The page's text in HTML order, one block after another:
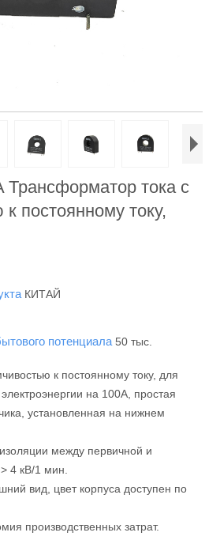
Трансформатор тока с
к постоянному току,
КИТАЙ
потенциала50 тыс.
к постоянному току, для
на 100A, простая
установленная на нижнем
между первичной и
4 кВ/1 мин.
вид, цвет корпуса доступен по
производственных затрат.